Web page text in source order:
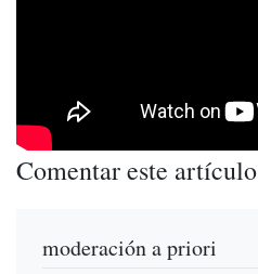
Comentar este artículo
moderación a priori